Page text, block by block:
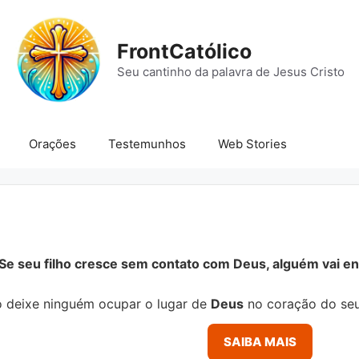
FrontCatólico
Seu cantinho da palavra de Jesus Cristo
Orações Testemunhos Web Stories
seu filho cresce sem contato com Deus, alguém vai
deixe ninguém ocupar o lugar de Deusno coração do
SAIBA MAIS